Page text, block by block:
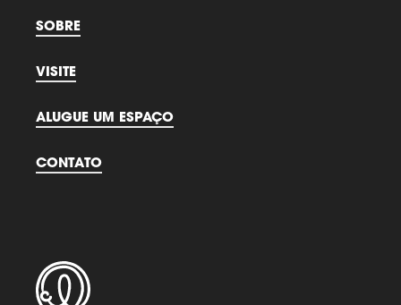
SOBRE
VISITE
ALUGUE UM ESPAÇO
CONTATO